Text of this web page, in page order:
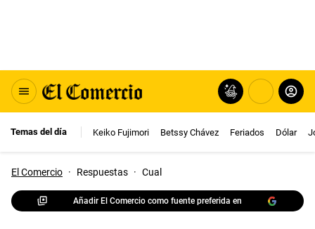
Temas del día Keiko Fujimori Betssy Chávez Feriados Dólar
El Comercio · Respuestas · Cual
Añadir El Comercio como fuente preferida en